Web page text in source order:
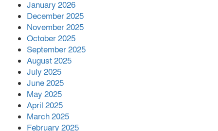
৩০ জুলাই একযোগে এসএসসির ফল প্রকাশ।
বোরহানউদ্দিনে জমি নিয়ে বিরোধের জেরে
January 2026
December 2025
November 2025
October 2025
September 2025
August 2025
July 2025
June 2025
May 2025
April 2025
March 2025
February 2025